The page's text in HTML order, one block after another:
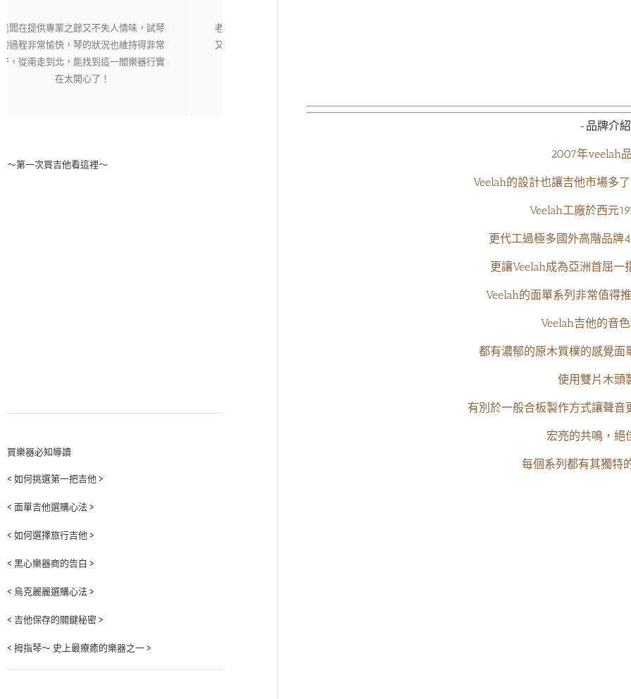
-品牌介
2007年veelah
Veelah的設計也讓吉他市場多
Veelah工廠於西元
更代工過極多國外高階品牌
更讓Veelah成為亞洲首屈一
Veelah的面單系列非常值得
Veelah吉他的音
都有濃郁的原木質樸的感覺面
使用雙片木頭
有別於一般合板製作方式讓聲音
宏亮的共鳴，絕
每個系列都有其獨特
老闆相當用心，每一把琴都經過細心挑選
又嚴格把關，現場琴各有各的特色，在這
裡絕對能找到自己適合有喜愛的琴。
～第一次買吉他看這裡～
買樂器必知導讀
< 如何挑選第一把吉他 >
< 面單吉他選購心法 >
< 如何選擇旅行吉他 >
< 黑心樂器商的告白 >
< 烏克麗麗選購心法 >
< 吉他保存的關鍵秘密 >
< 拇指琴～ 史上最療癒的樂器之一 >